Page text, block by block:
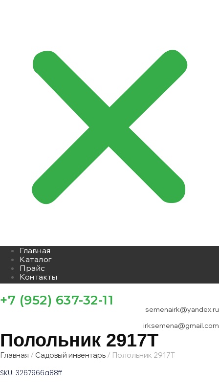
Главная
Каталог
Прайс
Контакты
+7 (952) 637-32-11
semenairk@yandex.ru
irksemena@gmail.com
Полольник 2917Т
Главная / Садовый инвентарь / Полольник 2917Т
SKU: 3267966a88ff